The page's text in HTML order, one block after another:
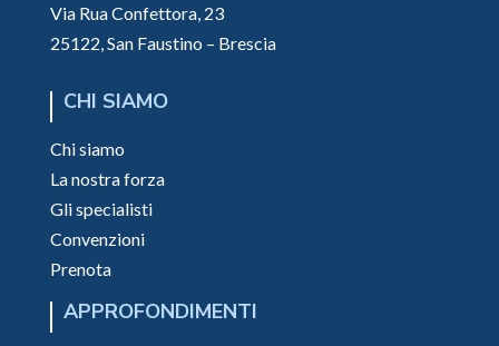
Via Rua Confettora, 23
25122, San Faustino – Brescia
CHI SIAMO
Chi siamo
La nostra forza
Gli specialisti
Convenzioni
Prenota
APPROFONDIMENTI